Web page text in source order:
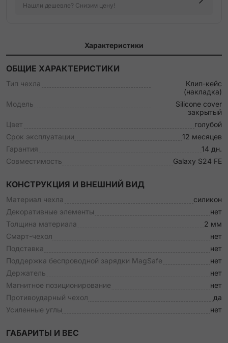
Нашли дешевле? Снизим цену!
Характеристики
ОБЩИЕ ХАРАКТЕРИСТИКИ
Тип чехла
Клип-кейс
(накладка)
Модель
Silicone cover
закрытый
Цвет
голубой
Срок эксплуатации
12 месяцев
Гарантия
14 дн.
Совместимость
Galaxy S24 FE
КОНСТРУКЦИЯ И ВНЕШНИЙ ВИД
Материал чехла
силикон
Декоративные элементы
нет
Толщина материала
2 мм
Смарт-чехол
нет
Подставка
нет
Поддержка беспроводной зарядки MagSafe
нет
Держатель
нет
Магнитное позиционирование
нет
Противоударный чехол
да
Усиленные углы
нет
ГАБАРИТЫ И ВЕС